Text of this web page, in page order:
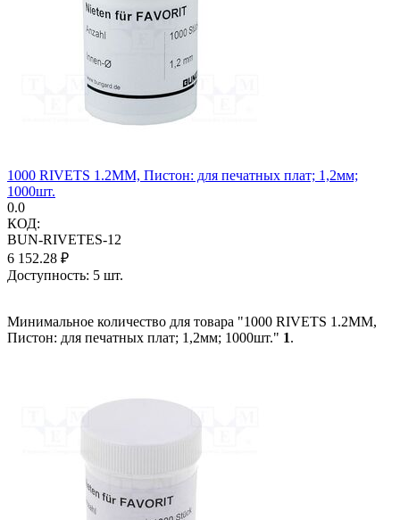
1000 RIVETS 1.2MM, Пистон: для печатных плат; 1,2мм;
1000шт.
0.0
КОД:
BUN-RIVETES-12
6 152.28 ₽
Доступность: 5 шт.
Минимальное количество для товара "1000 RIVETS 1.2MM,
Пистон: для печатных плат; 1,2мм; 1000шт." 1.